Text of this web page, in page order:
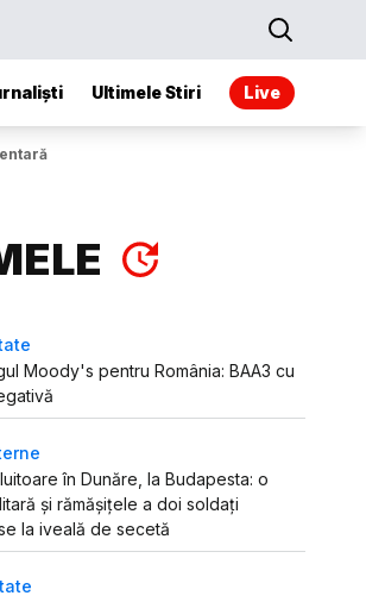
Ultimele Stiri Live
Moody's pentru România: BAA3 cu
în Dunăre, la Budapesta: o
și rămășițele a doi soldați
la iveală de secetă